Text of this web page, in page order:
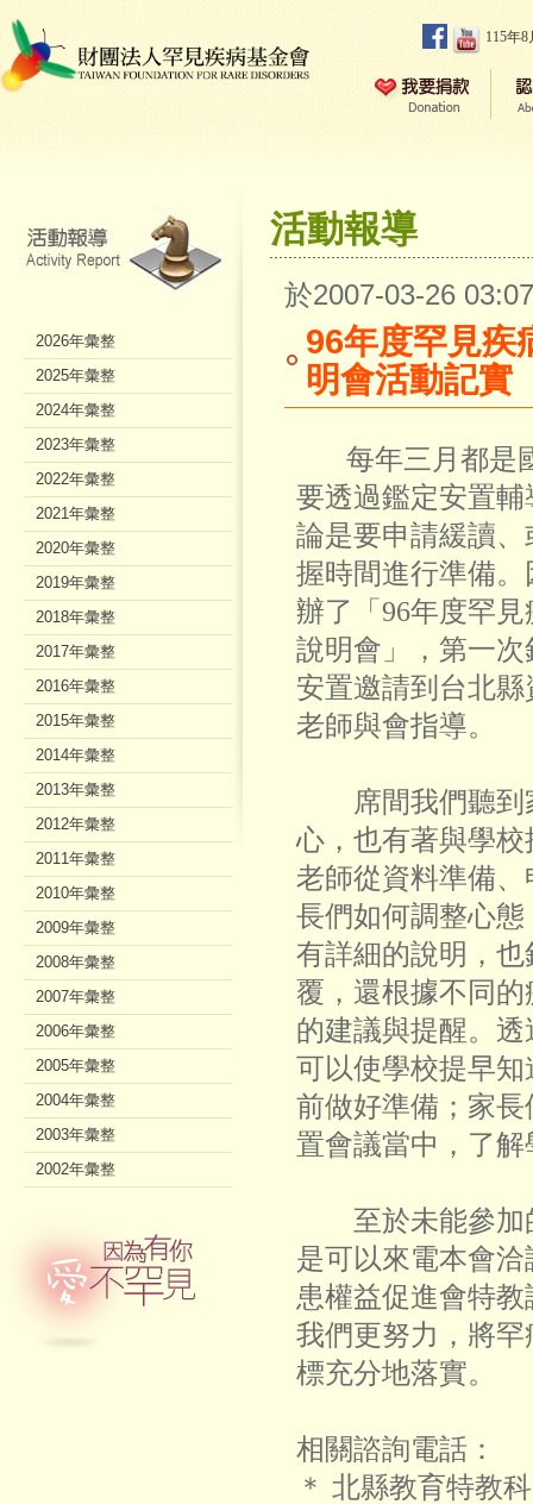
115年
活動報導
於2007-03-26
96年度罕見疾
明會活動記實
每年三月都是
要透過鑑定安置
論是要申請緩讀
握時間進行準備
辦了「96年度罕
說明會」，第一
安置邀請到台北
老師與會指導。
席間我們聽到
心，也有著與學
老師從資料準備
長們如何調整心
有詳細的說明，
覆，還根據不同
的建議與提醒。
可以使學校提早
前做好準備；家
置會議當中，了
至於未能參加
是可以來電本會
患權益促進會特
我們更努力，將
標充分地落實。
相關諮詢電話：
＊ 北縣教育特教
2026年彙整
2025年彙整
2024年彙整
2023年彙整
2022年彙整
2021年彙整
2020年彙整
2019年彙整
2018年彙整
2017年彙整
2016年彙整
2015年彙整
2014年彙整
2013年彙整
2012年彙整
2011年彙整
2010年彙整
2009年彙整
2008年彙整
2007年彙整
2006年彙整
2005年彙整
2004年彙整
2003年彙整
2002年彙整